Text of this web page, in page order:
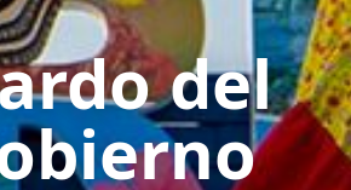
del